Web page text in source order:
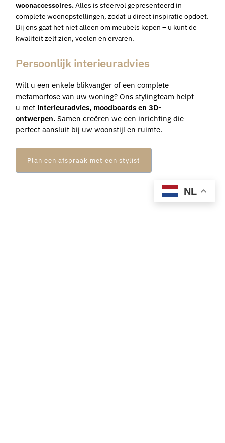
woonaccessoires.Alles is sfeervol gepresenteerd in
complete woonopstellingen, zodat u direct inspiratie opdoet.
Bij ons gaat het niet alleen om meubels kopen – u kunt de
kwaliteit zelf zien, voelen en ervaren.
Persoonlijk interieuradvies
Wilt u een enkele blikvanger of een complete
metamorfose van uw woning? Ons stylingteam helpt
u met interieuradvies, moodboards en 3D-
ontwerpen. Samen creëren we een inrichting die
perfect aansluit bij uw woonstijl en ruimte.
Plan een afspraak met een stylist
NL